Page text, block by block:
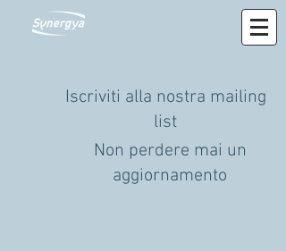
Iscriviti alla nostra mailing
list
Non perdere mai un
aggiornamento